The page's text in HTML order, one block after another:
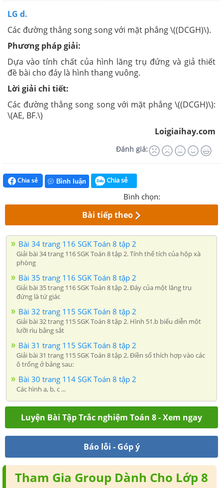
LG d.
Các đường thẳng song song với mặt phẳng \((DCGH)\).
Phương pháp giải:
Dựa vào tính chất của hình lăng trụ đứng và giả thiết
đề bài cho đáy là hình thang vuông.
Lời giải chi tiết:
Các đường thẳng song song với mặt phẳng \((DCGH)\):
\(AE, BF.\)
Loigiaihay.com
Đánh giá:
Chia sẻ Bình luận Chia sẻ
Bình chọn:
Bài tiếp theo
Bài 34 trang 116 SGK Toán 8 tập 2
Giải bài 34 trang 116 SGK Toán 8 tập 2. Tính thể tích của hộp xà
phòng
Bài 35 trang 116 SGK Toán 8 tập 2
Giải bài 35 trang 116 SGK Toán 8 tập 2. Đáy của một lăng trụ
đứng là tứ giác
Bài 32 trang 115 SGK Toán 8 tập 2
Giải bài 32 trang 115 SGK Toán 8 tập 2. Hình 51.b biểu diễn một
lưỡi rìu bằng sắt
Bài 31 trang 115 SGK Toán 8 tập 2
Giải bài 31 trang 115 SGK Toán 8 tập 2. Điền số thích hợp vào các
ô trống ở bảng sau:
Bài 30 trang 114 SGK Toán 8 tập 2
Các hình a, b, c ...
Luyện Bài Tập Trắc nghiệm Toán 8 - Xem ngay
Báo lỗi - Góp ý
Tham Gia Group Dành Cho Lớp 8